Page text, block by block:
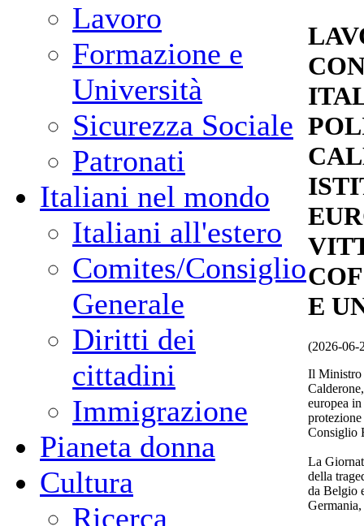
Lavoro
Formazione e
Università
Sicurezza Sociale
Patronati
Italiani nel mondo
Italiani all'estero
Comites/Consiglio
Generale
Diritti dei
cittadini
Immigrazione
Pianeta donna
Cultura
Ricerca
E
(2026-06-
Il Ministro
europea
Consiglio
La
della
da Belgio